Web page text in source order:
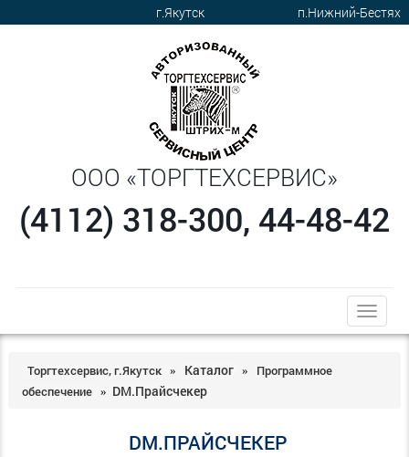
п.Нижний-Бестях
г.Якутск
ООО «ТОРГТЕХСЕРВИС»
(4112) 318-300, 44-48-42
trk
Торгтехсервис, г.Якутск » Каталог »
Программное
обеспечение
» DM.Прайсчекер
DM.ПРАЙСЧЕКЕР